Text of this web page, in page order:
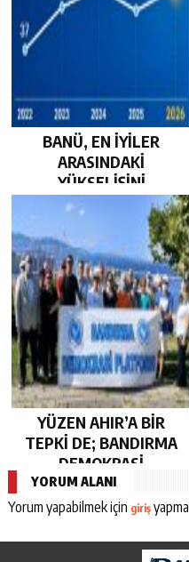
BANÜ, EN İYİLER
ARASINDAKİ
YÜKSELİŞİNİ
SÜRDÜRDÜ…
YÜZEN AHIR’A BİR
TEPKİ DE; BANDIRMA
DEMOKRASİ
PLATFORMU’NDAN…
YORUM ALANI
Yorum yapabilmek için giriş